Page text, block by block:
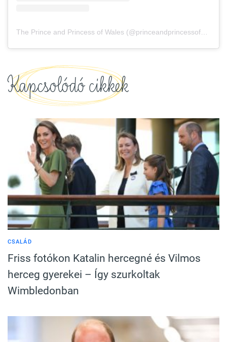
The Prince and Princess of Wales (@princeandprincessofwales) által megosztott bejegyzés
Kapcsolódó cikkek
CSALÁD
Friss fotókon Katalin hercegné és Vilmos
herceg gyerekei – Így szurkoltak
Wimbledonban